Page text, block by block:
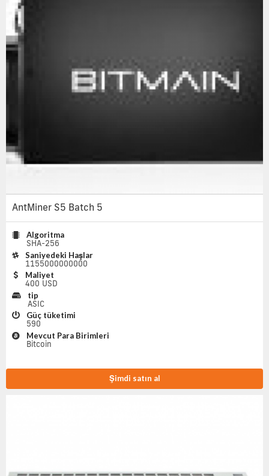
AntMiner S5 Batch 5
Algoritma
SHA-256
Saniyedeki Haşlar
1155000000000
Maliyet
400 USD
tip
ASIC
Güç tüketimi
590
Mevcut Para Birimleri
Bitcoin
Şimdi satın al